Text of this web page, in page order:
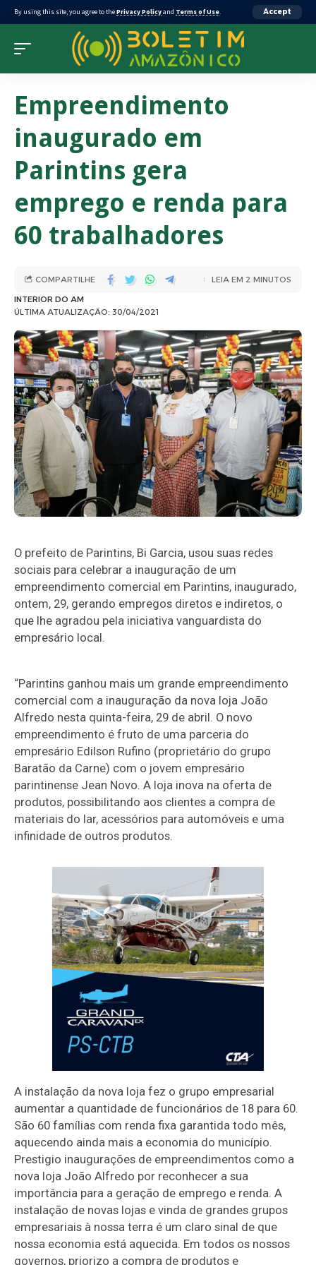
By using this site, you agree to thePrivacy Policyand Terms of Use. Accept
Empreendimento
inaugurado em
Parintins gera
emprego e renda para
60 trabalhadores
ÚLTIMA ATUALIZAÇÃO: 30/04/2021
INTERIOR DO AM
COMPARTILHE LEIA EM 2 MINUTOS
O prefeito de Parintins, Bi Garcia, usou suas redes
sociais para celebrar a inauguração de um
empreendimento comercial em Parintins, inaugurado,
ontem, 29, gerando empregos diretos e indiretos, o
que lhe agradou pela iniciativa vanguardista do
empresário local.
“Parintins ganhou mais um grande empreendimento
comercial com a inauguração da nova loja João
Alfredo nesta quinta-feira, 29 de abril. O novo
empreendimento é fruto de uma parceria do
empresário Edilson Rufino (proprietário do grupo
Baratão da Carne) com o jovem empresário
parintinense Jean Novo. A loja inova na oferta de
produtos, possibilitando aos clientes a compra de
materiais do lar, acessórios para automóveis e uma
infinidade de outros produtos.
A instalação da nova loja fez o grupo empresarial
aumentar a quantidade de funcionários de 18 para 60.
São 60 famílias com renda fixa garantida todo mês,
aquecendo ainda mais a economia do município.
Prestigio inaugurações de empreendimentos como a
nova loja João Alfredo por reconhecer a sua
importância para a geração de emprego e renda. A
instalação de novas lojas e vinda de grandes grupos
empresariais à nossa terra é um claro sinal de que
nossa economia está aquecida. Em todos os nossos
governos, priorizo a compra de produtos e